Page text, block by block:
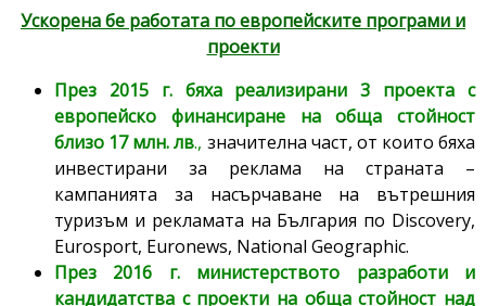
Ускорена бе работата по европейските програми и
проекти
През 2015 г. бяха реализирани 3 проекта с
европейско финансиране на обща стойност
близо 17 млн. лв., значителна част, от които бяха
инвестирани за реклама на страната –
кампанията за насърчаване на вътрешния
туризъм и рекламата на България по Discovery,
Eurosport, Euronews, National Geographic.
През 2016 г. министерството разработи и
кандидатства с проекти на обща стойност над